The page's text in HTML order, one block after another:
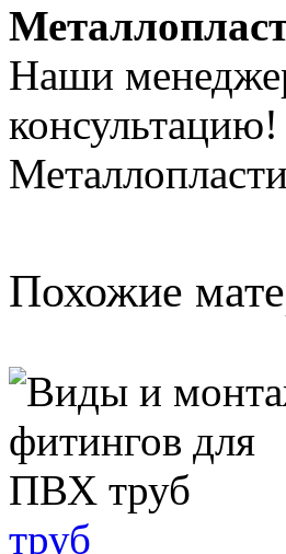
Наши
консультацию!
Похожие
труб